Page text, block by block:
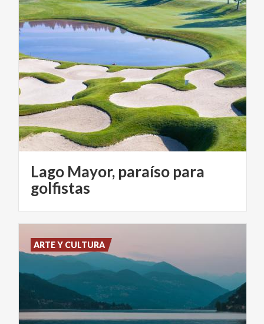
Lago Mayor, paraíso para
golfistas
ARTE Y CULTURA